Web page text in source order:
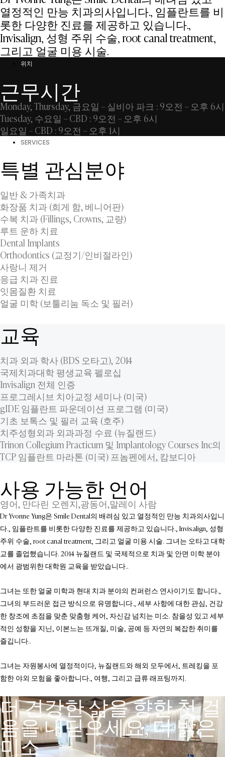
열정적인 만능 치과의사입니다., 임플란트를 비
롯한 다양한 진료를 제공하고 있습니다.,
Invisalign, 성형 주위 수술, root canal treatment,
그리고 얼굴 미용 시술.
위치
근무시간
Monday, Thursday, 금요일 – 실비아 파크 : 9오전 – 오후 6시
Tuesday, 수요일 – CBD : 9오전 – 오후 6시
일요일 – CBD : 9오전 – 오후 1시
SERVICES
특별 관심분야
일반 & 가족치과
화장품 치과 (희게 함, 베니어판)
수복 치과 (Fillings, Crowns, 교량)
루트 운하 치료
Dental Implants
Orthodontics (교정기/인비절라인)
사랑니 제거
응급 치과 진료
잇몸질환 치료
얼굴 미학 (보툴리눔 독소 및 필러)
교육
치과 외과 학사 (BDS 오타고), 2014
국제치과대학 평생교육 펠로십
Invisalign 전체 인증
프로그레시브 치아교정 세미나 (미국)
gIDE 임플란트 파운데이션 프로그램 (미국)
기초 보톡스 및 필러 교육 (호주)
치주성형외과 외과과정 수료 (뉴질랜드)
Trinon Collegium Practicum 및 Implantology Courses Inc의
TCP 임플란트 마라톤 (미국) 프놈펜에서, 캄보디아
사용 가능한 언어
영어, 만다린 오렌지,광동어,말레이 사람
Dr Yvonne Yung은 Smile Dental의 배려심 있고 열정적인 만능 치과의사입니
다., 임플란트를 비롯한 다양한 진료를 제공하고 있습니다., Invisalign, 성형
주위 수술, root canal treatment, 그리고 얼굴 미용 시술. 그녀는 오타고 대학
교를 졸업했습니다. 2014 뉴질랜드 및 국제적으로 치과 및 안면 미학 분야
에서 광범위한 대학원 교육을 받았습니다..
그녀는 또한 얼굴 미학과 현대 치과 분야의 컨퍼런스 연사이기도 합니다.,
그녀의 부드러운 접근 방식으로 유명합니다., 세부 사항에 대한 관심, 건강
한 창조에 초점을 맞춘 맞춤형 케어, 자신감 넘치는 미소. 참을성 있고 세부
적인 성향을 지닌, 이본느는 뜨개질, 미술, 공예 등 자연의 복잡한 취미를
즐깁니다..
그녀는 자원봉사에 열정적이다, 뉴질랜드와 해외 모두에서, 트레킹을 포
함한 야외 모험을 좋아합니다., 여행, 그리고 급류 래프팅까지.
더 건강한 삶을 향한 첫 걸
음을 내딛으세요, 더 밝은
미소